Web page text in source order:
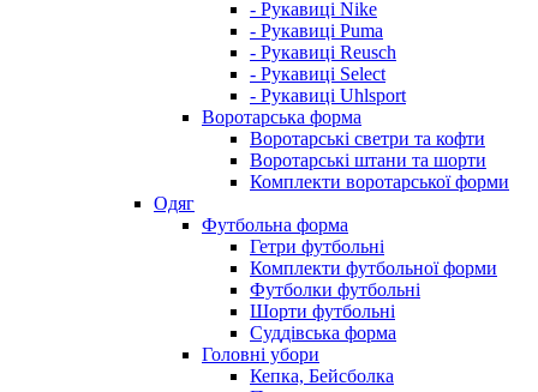
- Рукавиці Nike
- Рукавиці Puma
- Рукавиці Reusch
- Рукавиці Select
- Рукавиці Uhlsport
Воротарська форма
Воротарські светри та кофти
Воротарські штани та шорти
Комплекти воротарської форми
Одяг
Футбольна форма
Гетри футбольні
Комплекти футбольної форми
Футболки футбольні
Шорти футбольні
Суддівська форма
Головні убори
Кепка, Бейсболка